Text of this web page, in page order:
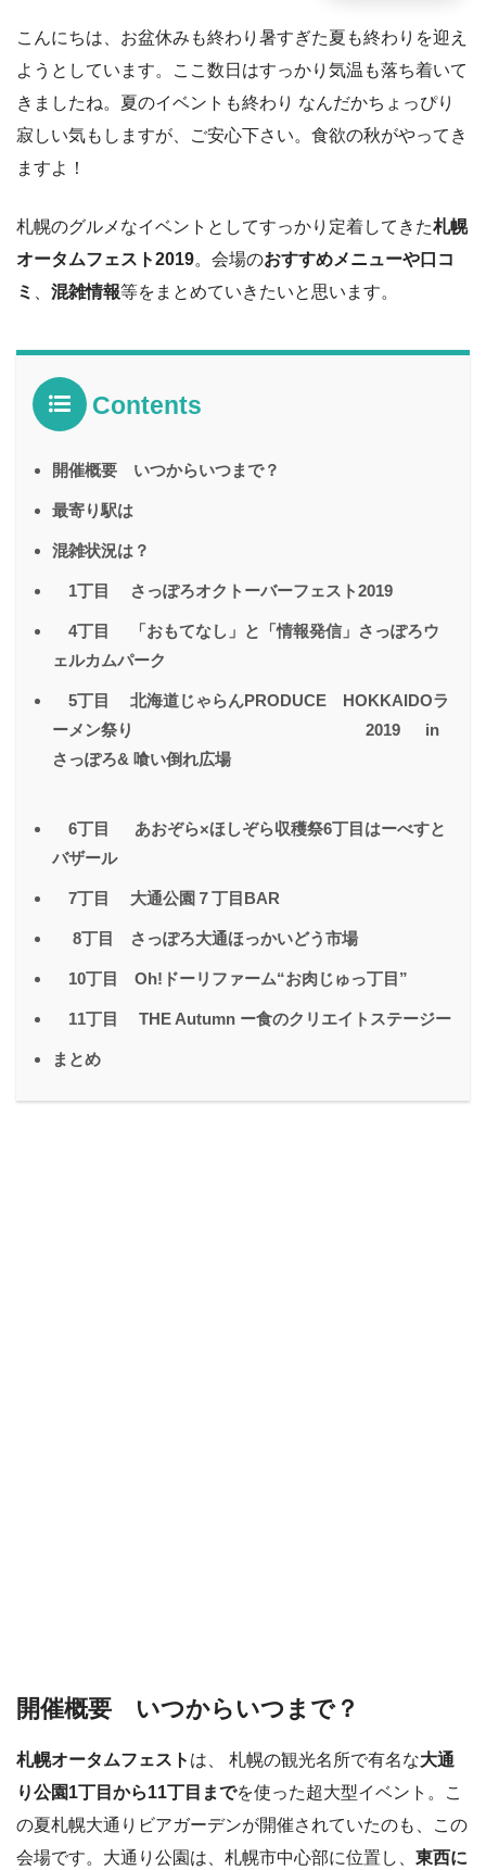
こんにちは、お盆休みも終わり暑すぎた夏も終わりを迎え
ようとしています。ここ数日はすっかり気温も落ち着いて
きましたね。夏のイベントも終わり なんだかちょっぴり
寂しい気もしますが、ご安心下さい。食欲の秋がやってき
ますよ！
札幌のグルメなイベントとしてすっかり定着してきた札幌
オータムフェスト2019。会場のおすすめメニューや口コ
ミ
混雑情報等をまとめていきたいと思います。
Contents
開催概要 いつからいつまで？
最寄り駅は
混雑状況は？
1丁目 さっぽろオクトーバーフェスト2019
4丁目 「おもてなし」と「情報発信」さっぽろウ
ェルカムパーク
5丁目 北海道じゃらんPRODUCE HOKKAIDOラ
ーメン祭り 2019 in
さっぽろ& 喰い倒れ広場
6丁目 あおぞら×ほしぞら収穫祭6丁目はーべすと
バザール
7丁目 大通公園７丁目BAR
8丁目 さっぽろ大通ほっかいどう市場
10丁目 Oh!ドーリファーム“お肉じゅっ丁目”
11丁目 THE Autumn ー食のクリエイトステージー
まとめ
開催概要 いつからいつまで？
札幌オータムフェスト は、 札幌の観光名所で有名な大通
り公園1丁目から11丁目までを使った超大型イベント。こ
の夏札幌大通りビアガーデンが開催されていたのも、この
会場です。大通り公園は、札幌市中心部に位置し、 東西に